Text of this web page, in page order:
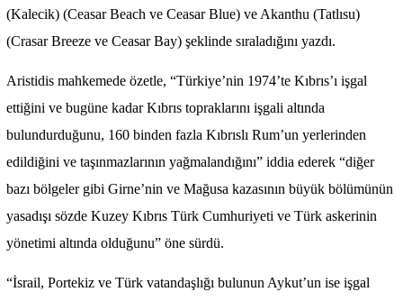
(Kalecik) (Ceasar Beach ve Ceasar Blue) ve Akanthu (Tatlısu)
(Crasar Breeze ve Ceasar Bay) şeklinde sıraladığını yazdı.
Aristidis mahkemede özetle, “Türkiye’nin 1974’te Kıbrıs’ı işgal
ettiğini ve bugüne kadar Kıbrıs topraklarını işgali altında
bulundurduğunu, 160 binden fazla Kıbrıslı Rum’un yerlerinden
edildiğini ve taşınmazlarının yağmalandığını” iddia ederek “diğer
bazı bölgeler gibi Girne’nin ve Mağusa kazasının büyük bölümünün
yasadışı sözde Kuzey Kıbrıs Türk Cumhuriyeti ve Türk askerinin
yönetimi altında olduğunu” öne sürdü.
“İsrail, Portekiz ve Türk vatandaşlığı bulunun Aykut’un ise işgal